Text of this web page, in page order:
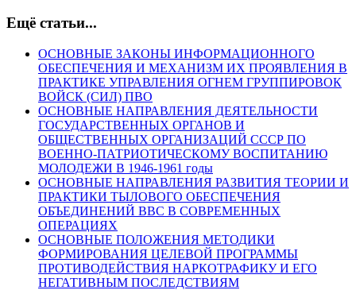
Ещё статьи...
ОСНОВНЫЕ ЗАКОНЫ ИНФОРМАЦИОННОГО
ОБЕСПЕЧЕНИЯ И МЕХАНИЗМ ИХ ПРОЯВЛЕНИЯ В
ПРАКТИКЕ УПРАВЛЕНИЯ ОГНЕМ ГРУППИРОВОК
ВОЙСК (СИЛ) ПВО
ОСНОВНЫЕ НАПРАВЛЕНИЯ ДЕЯТЕЛЬНОСТИ
ГОСУДАРСТВЕННЫХ ОРГАНОВ И
ОБЩЕСТВЕННЫХ ОРГАНИЗАЦИЙ СССР ПО
ВОЕННО-ПАТРИОТИЧЕСКОМУ ВОСПИТАНИЮ
МОЛОДЕЖИ В 1946-1961 годы
ОСНОВНЫЕ НАПРАВЛЕНИЯ РАЗВИТИЯ ТЕОРИИ И
ПРАКТИКИ ТЫЛОВОГО ОБЕСПЕЧЕНИЯ
ОБЪЕДИНЕНИЙ ВВС В СОВРЕМЕННЫХ
ОПЕРАЦИЯХ
ОСНОВНЫЕ ПОЛОЖЕНИЯ МЕТОДИКИ
ФОРМИРОВАНИЯ ЦЕЛЕВОЙ ПРОГРАММЫ
ПРОТИВОДЕЙСТВИЯ НАРКОТРАФИКУ И ЕГО
НЕГАТИВНЫМ ПОСЛЕДСТВИЯМ